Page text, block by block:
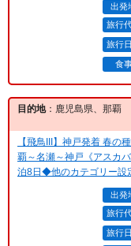
出発
旅行
旅行
食
目的地：鹿児島県、那覇
【飛鳥III】神戸発着 春の
覇～名瀬～神戸《アスカ
泊8日◆他のカテゴリー設
出発
旅行
旅行